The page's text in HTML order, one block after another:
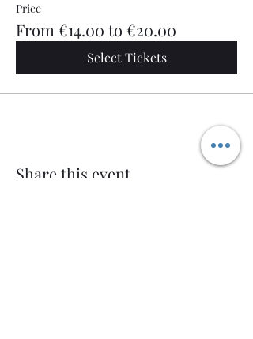
Price
From €14.00 to €20.00
Select Tickets
Share this event